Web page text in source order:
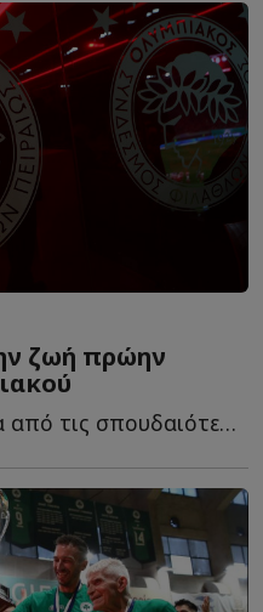
ζωή πρώην
Ο Ντανιέλ Καστελάνι, μία από τις σπουδαιότερες μορφές σ...